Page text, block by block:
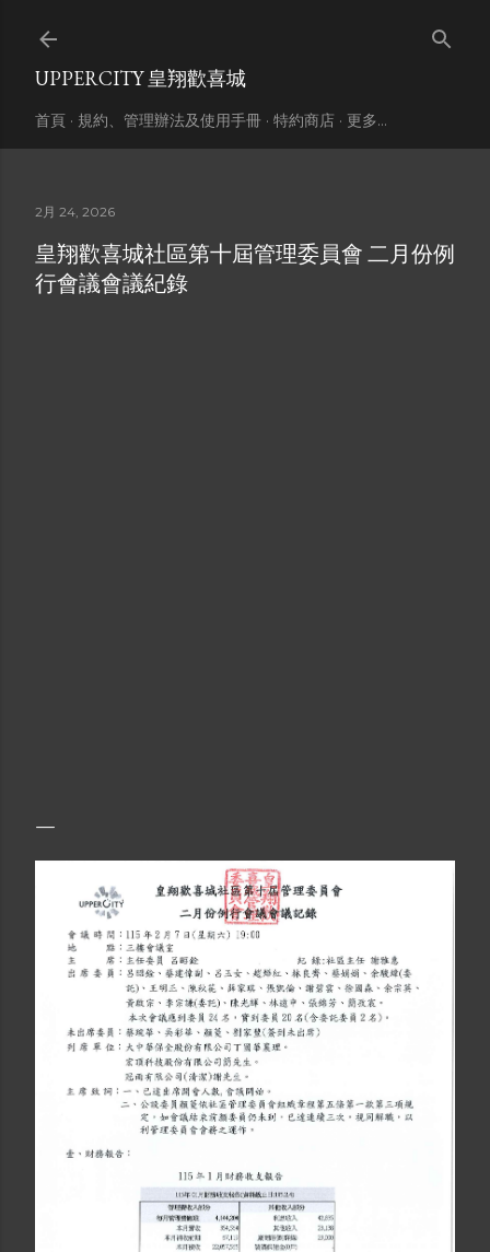
UPPERCITY 皇翔歡喜城
首頁 規約、管理辦法及使用手冊 特約商店 更多…
2月 24, 2026
皇翔歡喜城社區第十屆管理委員會 二月份例
行會議會議紀錄